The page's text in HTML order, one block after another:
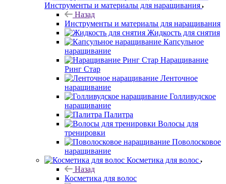
Инструменты и материалы для наращивания
Назад
Инструменты и материалы для наращивания
Жидкость для снятия
Капсульное
наращивание
Наращивание
Ринг Стар
Ленточное
наращивание
Голливудское
наращивание
Палитра
Волосы для
тренировки
Поволосковое
наращивание
Косметика для волос
Назад
Косметика для волос